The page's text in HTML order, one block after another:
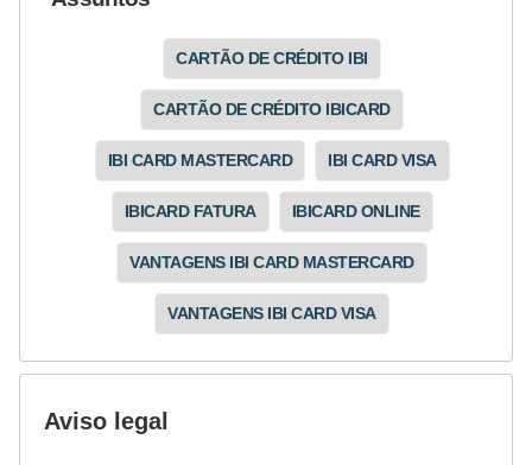
CARTÃO DE CRÉDITO IBI
CARTÃO DE CRÉDITO IBICARD
IBI CARD MASTERCARD IBI CARD VISA
IBICARD FATURA IBICARD ONLINE
VANTAGENS IBI CARD MASTERCARD
VANTAGENS IBI CARD VISA
Aviso legal
a
m
a